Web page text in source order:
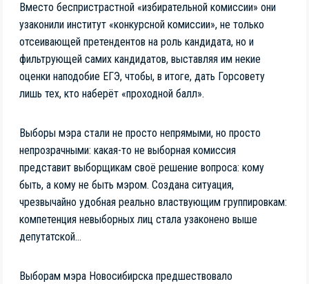
Вместо беспристрастной «избирательной комиссии» они
узаконили институт «конкурсной комиссии», не только
отсеивающей претендентов на роль кандидата, но и
фильтрующей самих кандидатов, выставляя им некие
оценки наподобие ЕГЭ, чтобы, в итоге, дать Горсовету
лишь тех, кто наберёт «проходной балл».
Выборы мэра стали не просто непрямыми, но просто
непрозрачными: какая-то не выборная комиссия
представит выборщикам своё решение вопроса: кому
быть, а кому не быть мэром. Создана ситуация,
чрезвычайно удобная реально властвующим группировкам:
компетенция невыборных лиц стала узаконено выше
депутатской…
Выборам мэра Новосибирска предшествовало